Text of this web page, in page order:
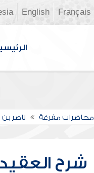
Français
English
محاضرات مفرغة ناصر
شرح